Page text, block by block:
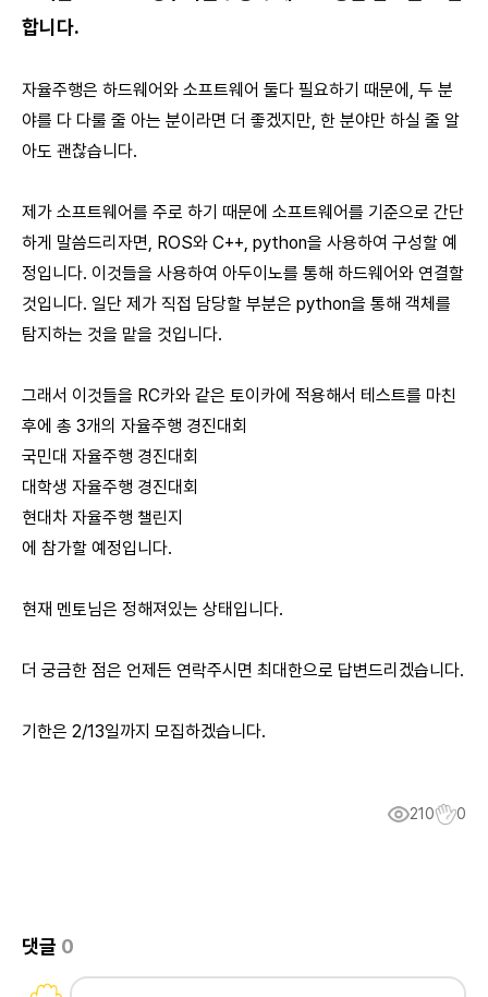
합니다.
자율주행은 하드웨어와 소프트웨어 둘다 필요하기 때문에, 두 분
야를 다 다룰 줄 아는 분이라면 더 좋겠지만, 한 분야만 하실 줄 알
아도 괜찮습니다.
제가 소프트웨어를 주로 하기 때문에 소프트웨어를 기준으로 간단
하게 말씀드리자면, ROS와 C++, python을 사용하여 구성할 예
정입니다. 이것들을 사용하여 아두이노를 통해 하드웨어와 연결할
것입니다. 일단 제가 직접 담당할 부분은 python을 통해 객체를
탐지하는 것을 맡을 것입니다.
그래서 이것들을 RC카와 같은 토이카에 적용해서 테스트를 마친
후에 총 3개의 자율주행 경진대회
국민대 자율주행 경진대회
대학생 자율주행 경진대회
현대차 자율주행 챌린지
에 참가할 예정입니다.
현재 멘토님은 정해져있는 상태입니다.
더 궁금한 점은 언제든 연락주시면 최대한으로 답변드리겠습니다.
기한은 2/13일까지 모집하겠습니다.
210 0
댓글 0